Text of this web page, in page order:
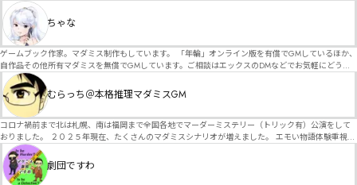
ちゃな
ゲームブック作家。マダミス制作もしています。 「年輪」オンライン版を有償でGMしているほか、
自作品その他所有マダミスを無償でGMしています。ご相談はエックスのDMなどでお気軽にどう
ぞ。
むらっち＠本格推理マダミスGM
コロナ禍前まで北は札幌、南は福岡まで全国各地でマーダーミステリー（トリック有）公演をして
おりました。 ２０２５年現在、たくさんのマダミスシナリオが増えました。 エモい物語体験重視の
シナリオがマダミス・マーダーミステリーというジャンル名でたくさんあるため、そのようなシナ
リオは簡単に遊べます。 しかし、２～３時間ずっと考え＆議論して、見たことないトリックが解け
る閃きや犯人として逃げ切る楽しみのある本格推理マーダーミステリーを見つけることが難しくな
劇団ですわ